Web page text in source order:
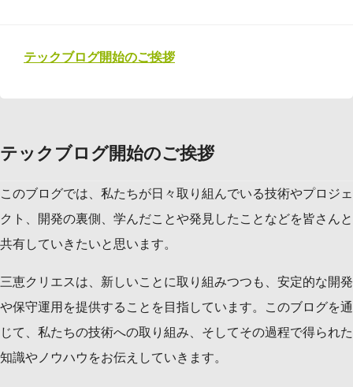
テックブログ開始のご挨拶
テックブログ開始のご挨拶
このブログでは、私たちが日々取り組んでいる技術やプロジェ
クト、開発の裏側、学んだことや発見したことなどを皆さんと
共有していきたいと思います。
三恵クリエスは、新しいことに取り組みつつも、安定的な開発
や保守運用を提供することを目指しています。このブログを通
じて、私たちの技術への取り組み、そしてその過程で得られた
知識やノウハウをお伝えしていきます。